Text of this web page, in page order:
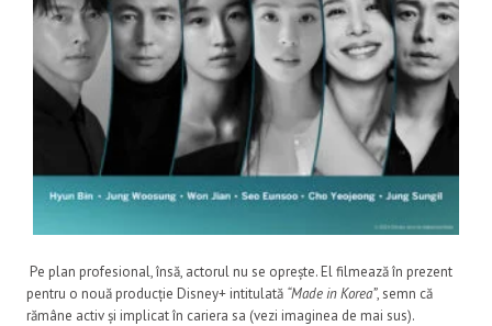
Pe plan profesional, însă, actorul nu se oprește. El filmează în prezent
pentru o nouă producție Disney+ intitulată “Made in Korea”, semn că
rămâne activ și implicat în cariera sa (vezi imaginea de mai sus).